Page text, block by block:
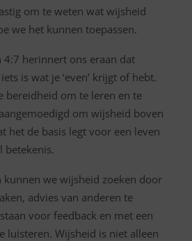
om te weten wat wijsheid
we het kunnen toepassen.
4:7 herinnert ons eraan dat
is wat je ‘even’ krijgt of hebt.
bereidheid om te leren en te
om wijsheid boven
het de basis legt voor een leven
betekenis.
kunnen we wijsheid zoeken door
advies van anderen te
voor feedback en met een
luisteren. Wijsheid is niet alleen